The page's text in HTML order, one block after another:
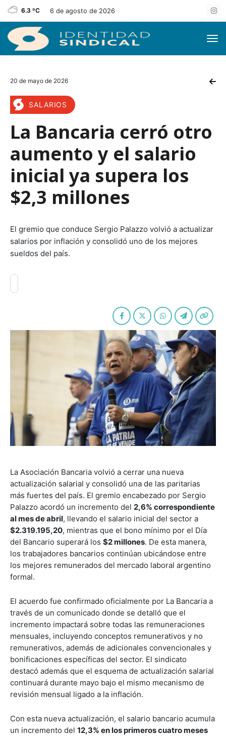
6.3 ºC 6 de agosto de 2026
20 de mayo de 2026
SALARIOS
La Bancaria cerró otro
aumento y el salario
inicial ya supera los
$2,3 millones
El gremio que conduce Sergio Palazzo volvió a actualizar
salarios por inflación y consolidó uno de los mejores
sueldos del país.
La Asociación Bancaria volvió a cerrar una nueva
actualización salarial y consolidó una de las paritarias
más fuertes del país. El gremio encabezado por Sergio
Palazzo acordó un incremento del 2,6% correspondiente
al mes de abril, llevando el salario inicial del sector a
$2.319.195,20, mientras que el bono mínimo por el Día
del Bancario superará los $2 millones. De esta manera,
los trabajadores bancarios continúan ubicándose entre
los mejores remunerados del mercado laboral argentino
formal.
El acuerdo fue confirmado oficialmente por La Bancaria a
través de un comunicado donde se detalló que el
incremento impactará sobre todas las remuneraciones
mensuales, incluyendo conceptos remunerativos y no
remunerativos, además de adicionales convencionales y
bonificaciones específicas del sector. El sindicato
destacó además que el esquema de actualización salarial
continuará durante mayo bajo el mismo mecanismo de
revisión mensual ligado a la inflación.
Con esta nueva actualización, el salario bancario acumula
un incremento del 12,3% en los primeros cuatro meses